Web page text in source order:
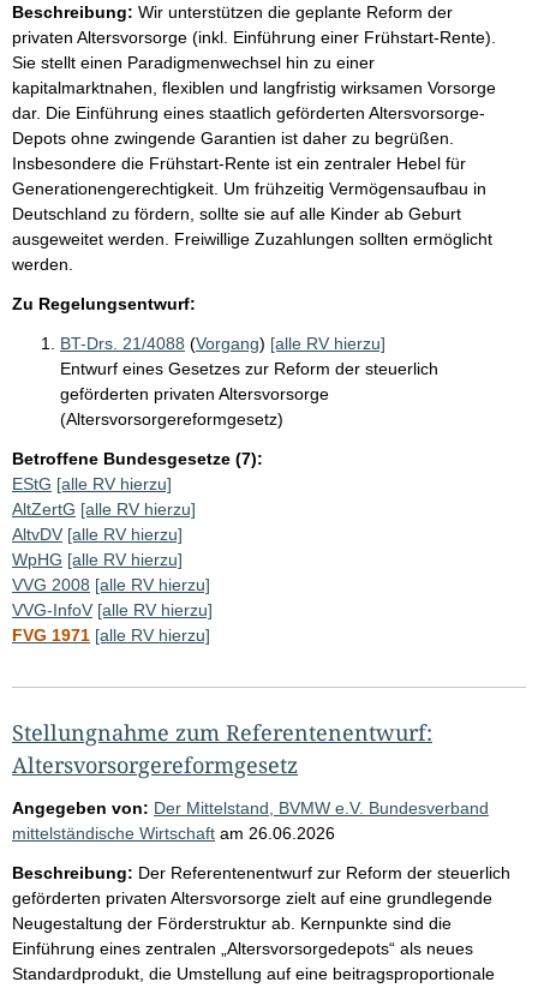
Beschreibung: Wir unterstützen die geplante Reform der
privaten Altersvorsorge (inkl. Einführung einer Frühstart-Rente).
Sie stellt einen Paradigmenwechsel hin zu einer
kapitalmarktnahen, flexiblen und langfristig wirksamen Vorsorge
dar. Die Einführung eines staatlich geförderten Altersvorsorge-
Depots ohne zwingende Garantien ist daher zu begrüßen.
Insbesondere die Frühstart-Rente ist ein zentraler Hebel für
Generationengerechtigkeit. Um frühzeitig Vermögensaufbau in
Deutschland zu fördern, sollte sie auf alle Kinder ab Geburt
ausgeweitet werden. Freiwillige Zuzahlungen sollten ermöglicht
werden.
Zu Regelungsentwurf:
BT-Drs. 21/4088 (Vorgang) [alle RV hierzu]
Entwurf eines Gesetzes zur Reform der steuerlich
geförderten privaten Altersvorsorge
(Altersvorsorgereformgesetz)
Betroffene Bundesgesetze (7):
EStG [alle RV hierzu]
AltZertG [alle RV hierzu]
AltvDV [alle RV hierzu]
WpHG [alle RV hierzu]
VVG 2008 [alle RV hierzu]
VVG-InfoV [alle RV hierzu]
FVG 1971 [alle RV hierzu]
Stellungnahme zum Referentenentwurf:
Altersvorsorgereformgesetz
Angegeben von: Der Mittelstand, BVMW e.V. Bundesverband
mittelständische Wirtschaft am 26.06.2026
Beschreibung: Der Referentenentwurf zur Reform der steuerlich
geförderten privaten Altersvorsorge zielt auf eine grundlegende
Neugestaltung der Förderstruktur ab. Kernpunkte sind die
Einführung eines zentralen „Altersvorsorgedepots“ als neues
Standardprodukt, die Umstellung auf eine beitragsproportionale